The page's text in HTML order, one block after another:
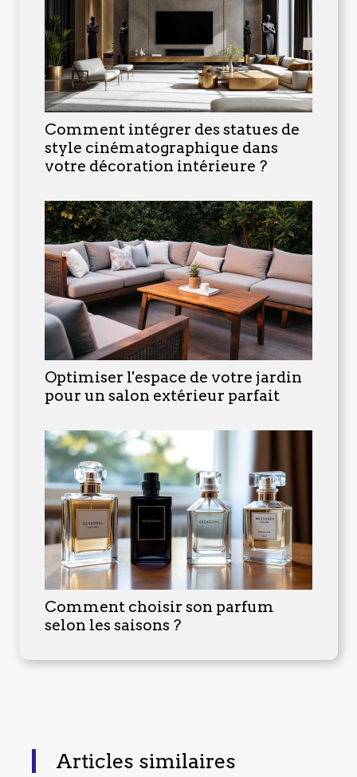
Comment intégrer des statues de
style cinématographique dans
votre décoration intérieure ?
Optimiser l'espace de votre jardin
pour un salon extérieur parfait
Comment choisir son parfum
selon les saisons ?
Articles similaires